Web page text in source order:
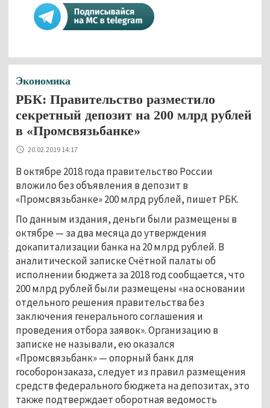
Экономика
РБК: Правительство разместило
секретный депозит на 200 млрд рублей
в «Промсвязьбанке»
20.02.2019 14:17
В октябре 2018 года правительство России
вложило без объявления в депозит в
«Промсвязьбанке» 200 млрд рублей, пишет РБК.
По данным издания, деньги были размещены в
октябре — за два месяца до утверждения
докапитализации банка на 20 млрд рублей. В
аналитической записке Счётной палаты об
исполнении бюджета за 2018 год сообщается, что
200 млрд рублей были размещены «на основании
отдельного решения правительства без
заключения генерального соглашения и
проведения отбора заявок». Организацию в
записке не называли, ею оказался
«Промсвязьбанк» — опорный банк для
гособоронзаказа, следует из правил размещения
средств федерального бюджета на депозитах, это
также подтверждает оборотная ведомость